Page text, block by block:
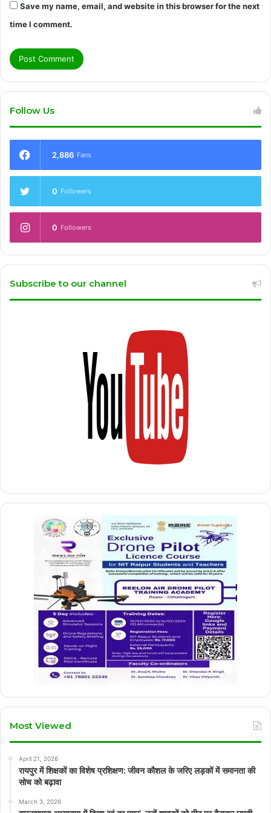
Save my name, email, and website in this browser for the next
time I comment.
Follow Us
2,886 Fans
0 Followers
0 Followers
Subscribe to our channel
Most Viewed
April 21, 2026
रायपुर में शिक्षकों का विशेष प्रशिक्षण: जीवन कौशल के जरिए लड़कों में समानता की
सोच को बढ़ावा
March 3, 2026